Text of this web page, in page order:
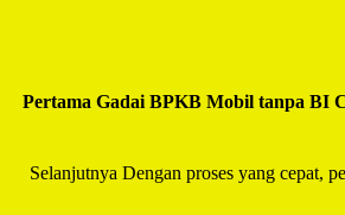
Pertama Gadai BPKB Mobil tanpa BI
Selanjutnya Dengan proses yang cepat,